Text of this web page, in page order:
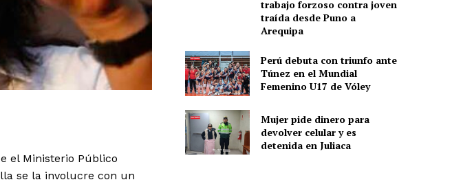
el Ministerio Público
se la involucre con un
trabajo forzoso contra joven
traída desde Puno a
Arequipa
Perú debuta con triunfo ante
Túnez en el Mundial
Femenino U17 de Vóley
Mujer pide dinero para
devolver celular y es
detenida en Juliaca